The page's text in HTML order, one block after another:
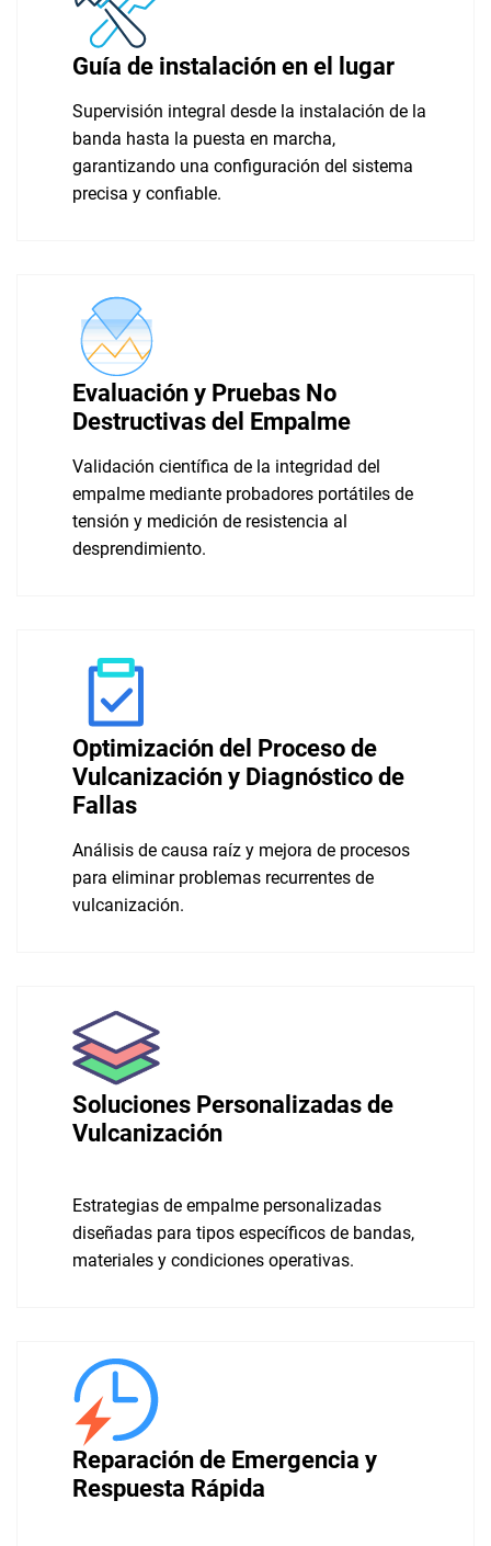
Guía de instalación en el lugar
Supervisión integral desde la instalación de la
banda hasta la puesta en marcha,
garantizando una configuración del sistema
precisa y confiable.
Evaluación y Pruebas No
Destructivas del Empalme
Validación científica de la integridad del
empalme mediante probadores portátiles de
tensión y medición de resistencia al
desprendimiento.
Optimización del Proceso de
Vulcanización y Diagnóstico de
Fallas
Análisis de causa raíz y mejora de procesos
para eliminar problemas recurrentes de
vulcanización.
Soluciones Personalizadas de
Vulcanización
Estrategias de empalme personalizadas
diseñadas para tipos específicos de bandas,
materiales y condiciones operativas.
Reparación de Emergencia y
Respuesta Rápida